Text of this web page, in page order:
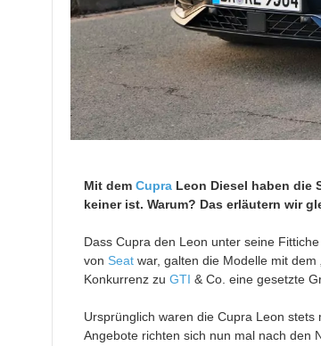
Mit dem CupraLeon Diesel haben die
keiner ist. Warum? Das erläutern wir
Dass Cupra den Leon unter seine
von Seatwar, galten die Modelle mit dem
Konkurrenz zu GTI & Co. eine gesetzte
Ursprünglich waren die Cupra Leon
Angebote richten sich nun mal nach den